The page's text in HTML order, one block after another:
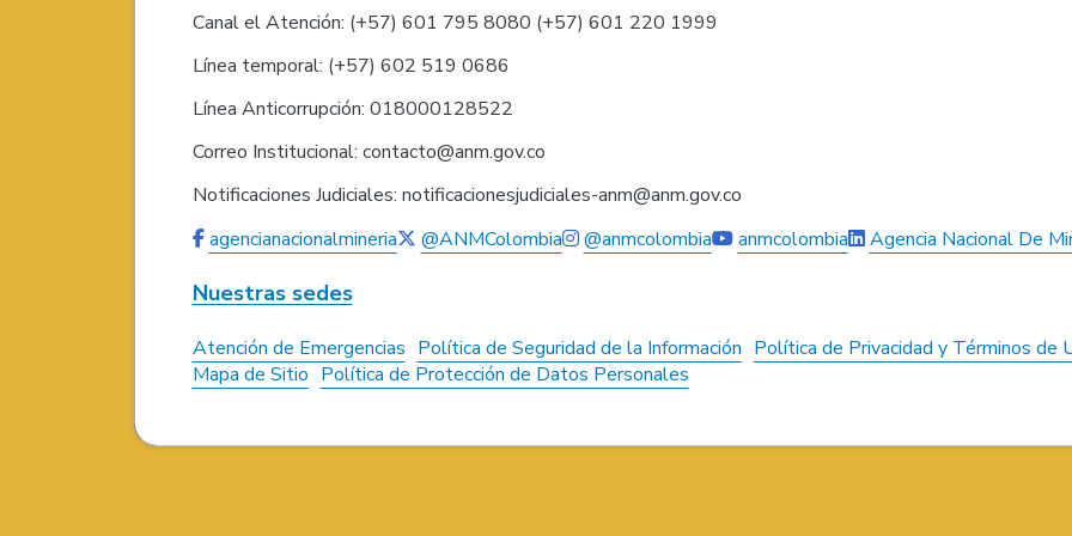
Canal el Atención: (+57) 601 795 8080 (+57) 601 220 1999
Línea temporal: (+57) 602 519 0686
Línea Anticorrupción: 018000128522
Correo Institucional: contacto@anm.gov.co
Notificaciones Judiciales: notificacionesjudiciales-anm@anm.gov.co
agencianacionalmineria
@ANMColombia @anmcolombia anmcolombia Agencia Nacional De
Nuestras sedes
Atención de Emergencias Política de Seguridad de la Información Política de Privacidad y Términos de
Mapa de Sitio Política de Protección de Datos Personales